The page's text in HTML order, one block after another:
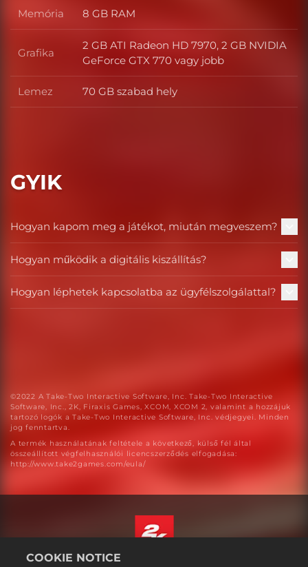
Memória Memória
8 GB RAM
Grafika Grafika
2 GB ATI Radeon HD 7970, 2 GB NVIDIA
GeForce GTX 770 vagy jobb
Lemez Lemez
70 GB szabad hely
GYIK
Hogyan kapom meg a játékot, miután megveszem?
Hogyan működik a digitális kiszállítás?
Hogyan léphetek kapcsolatba az ügyfélszolgálattal?
©2022 A Take-Two Interactive Software, Inc. Take-Two Interactive
Software, Inc., 2K, Firaxis Games, XCOM, XCOM 2, valamint a hozzájuk
tartozó logók a Take-Two Interactive Software, Inc. védjegyei. Minden
jog fenntartva.
A termék használatának feltétele a következő, külső fél által
összeállított végfelhasználói licencszerződés elfogadása:
http://www.take2games.com/eula/
COOKIE NOTICE